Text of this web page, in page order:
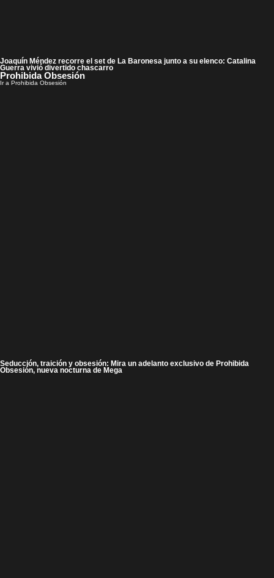
Joaquín Méndez recorre el set de La Baronesa junto a su elenco: Catalina
Guerra vivió divertido chascarro
Prohibida Obsesión
Ir a Prohibida Obsesión
Seducción, traición y obsesión: Mira un adelanto exclusivo de Prohibida
Obsesión, nueva nocturna de Mega